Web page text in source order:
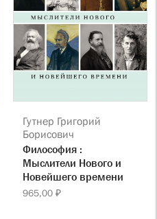
Гутнер Григорий
Борисович
Философия :
Мыслители Нового и
Новейшего времени
965,00 ₽